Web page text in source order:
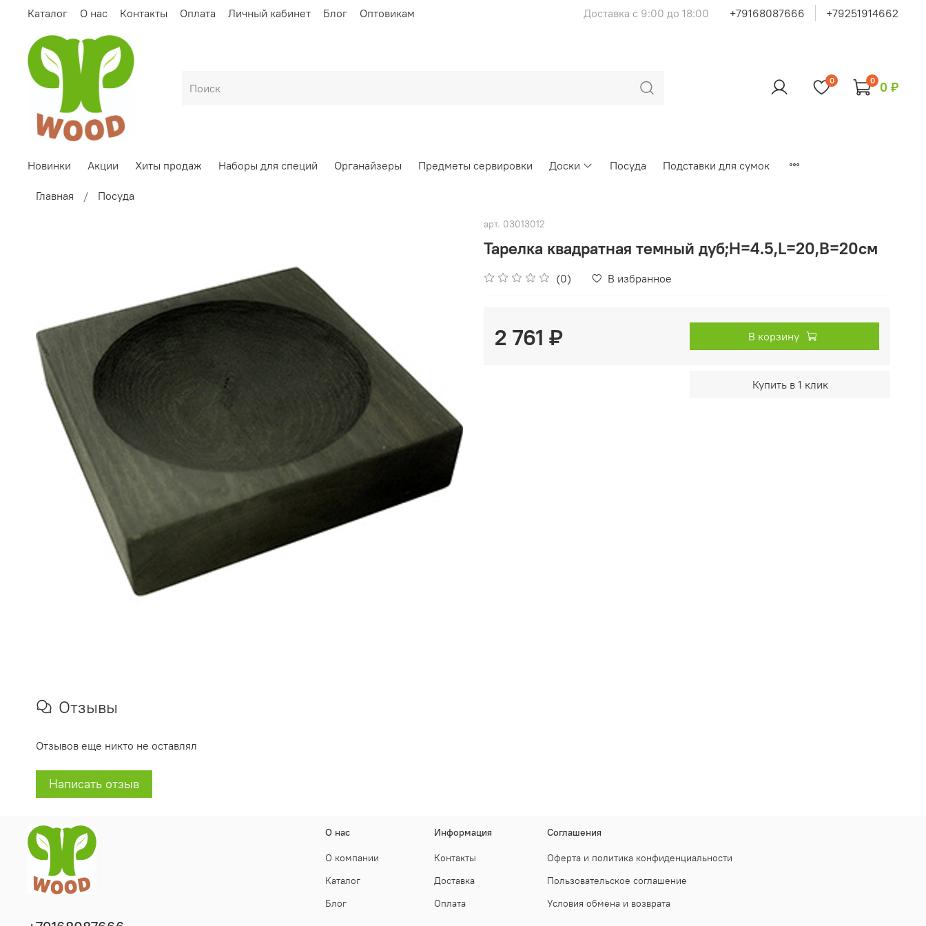
Каталог О нас Контакты Оплата Личный кабинет Блог Оптовикам Доставка с 9:00 до 18:00 +79168087666 +79251914662
0 0 0 ₽
Новинки Акции Хиты продаж Наборы для специй Органайзеры Предметы сервировки Доски Посуда Подставки для сумок
Главная Посуда
арт. 03013012
Тарелка квадратная темный дуб;H=4.5,L=20,B=20см
(0) В избранное
2 761 ₽ В корзину
Купить в 1 клик
Отзывы
Отзывов еще никто не оставлял
Написать отзыв
О нас
О компании
Каталог
Блог
Информация
Контакты
Доставка
Оплата
Соглашения
Оферта и политика конфиденциальности
Пользовательское соглашение
Условия обмена и возврата